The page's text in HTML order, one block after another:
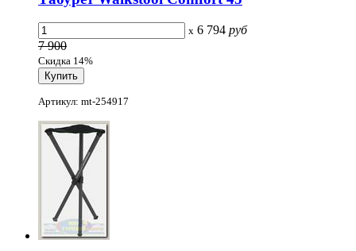
x 6 794 руб
7 900
Скидка 14%
Артикул: mt-254917